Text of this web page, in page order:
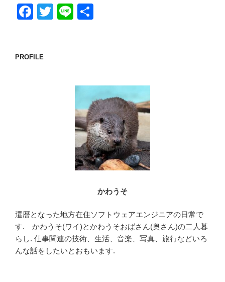
F
e
T
Li
PROFILE
かわうそ
還暦となった地方在住ソフトウェアエンジニアの日常で
す. かわうそ(ワイ)とかわうそおばさん(奥さん)の二人暮
らし. 仕事関連の技術、生活、音楽、写真、旅行などいろ
んな話をしたいとおもいます.